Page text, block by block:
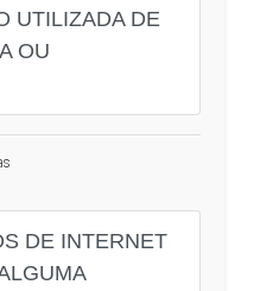
UTILIZADA DE
OU
DE INTERNET